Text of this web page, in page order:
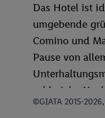
Das Hotel ist
umgebende
Comino und
Pause von
zahlreiche
einem wahren
©GIATA 2015-